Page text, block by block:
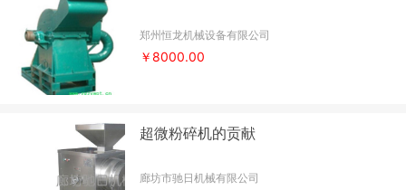
郑州恒龙机械设备有限公司
￥8000.00
超微粉碎机的贡献
廊坊市驰日机械有限公司